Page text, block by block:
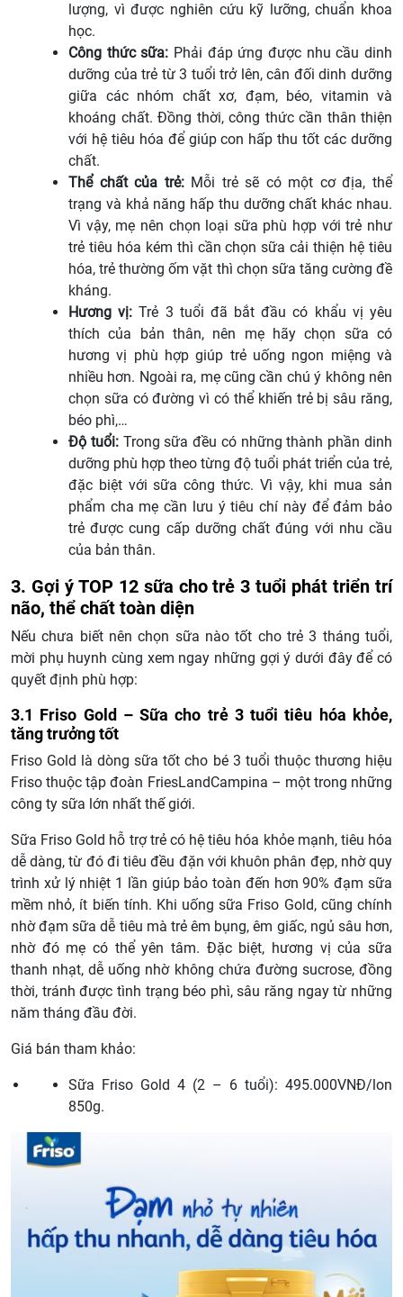
lượng, vì được nghiên cứu kỹ lưỡng, chuẩn khoa
học.
Công thức sữa: Phải đáp ứng được nhu cầu dinh
dưỡng của trẻ từ 3 tuổi trở lên, cân đối dinh dưỡng
giữa các nhóm chất xơ, đạm, béo, vitamin và
khoáng chất. Đồng thời, công thức cần thân thiện
với hệ tiêu hóa để giúp con hấp thu tốt các dưỡng
chất.
Thể chất của trẻ:Mỗi trẻ sẽ có một cơ địa, thể
trạng và khả năng hấp thu dưỡng chất khác nhau.
Vì vậy, mẹ nên chọn loại sữa phù hợp với trẻ như
trẻ tiêu hóa kém thì cần chọn sữa cải thiện hệ tiêu
hóa, trẻ thường ốm vặt thì chọn sữa tăng cường đề
kháng.
Hương vị:Trẻ 3 tuổi đã bắt đầu có khẩu vị yêu
thích của bản thân, nên mẹ hãy chọn sữa có
hương vị phù hợp giúp trẻ uống ngon miệng và
nhiều hơn. Ngoài ra, mẹ cũng cần chú ý không nên
chọn sữa có đường vì có thể khiến trẻ bị sâu răng,
béo phì,…
Độ tuổi: Trong sữa đều có những thành phần dinh
dưỡng phù hợp theo từng độ tuổi phát triển của trẻ,
đặc biệt với sữa công thức. Vì vậy, khi mua sản
phẩm cha mẹ cần lưu ý tiêu chí này để đảm bảo
trẻ được cung cấp dưỡng chất đúng với nhu cầu
của bản thân.
3. Gợi ý TOP 12 sữa cho trẻ 3 tuổi phát triển trí
não, thể chất toàn diện
Nếu chưa biết nên chọn sữa nào tốt cho trẻ 3 tháng tuổi,
mời phụ huynh cùng xem ngay những gợi ý dưới đây để có
quyết định phù hợp:
3.1 Friso Gold – Sữa cho trẻ 3 tuổi tiêu hóa khỏe,
tăng trưởng tốt
Friso Gold là dòng sữa tốt cho bé 3 tuổi thuộc thương hiệu
Friso thuộc tập đoàn FriesLandCampina – một trong những
công ty sữa lớn nhất thế giới.
Sữa Friso Gold hỗ trợ trẻ có hệ tiêu hóa khỏe mạnh, tiêu hóa
dễ dàng, từ đó đi tiêu đều đặn với khuôn phân đẹp, nhờ quy
trình xử lý nhiệt 1 lần giúp bảo toàn đến hơn 90% đạm sữa
mềm nhỏ, ít biến tính. Khi uống sữa Friso Gold, cũng chính
nhờ đạm sữa dễ tiêu mà trẻ êm bụng, êm giấc, ngủ sâu hơn,
nhờ đó mẹ có thể yên tâm. Đặc biệt, hương vị của sữa
thanh nhạt, dễ uống nhờ không chứa đường sucrose, đồng
thời, tránh được tình trạng béo phì, sâu răng ngay từ những
năm tháng đầu đời.
Giá bán tham khảo:
Sữa Friso Gold 4 (2 – 6 tuổi): 495.000VNĐ/lon
850g.